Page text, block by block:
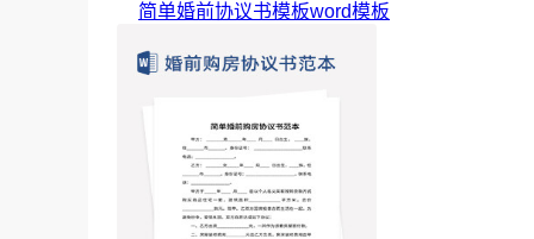
简单婚前协议书模板word模板